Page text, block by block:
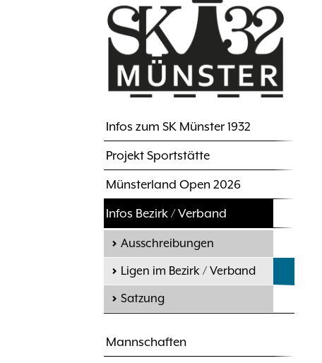
Hauptnavigation
Infos zum SK Münster 1932
Projekt Sportstätte
Münsterland Open 2026
Infos Bezirk / Verband
Ausschreibungen
Ligen im Bezirk / Verband
Satzung
Mannschaften